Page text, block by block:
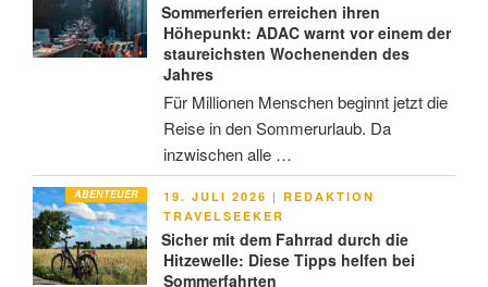
Sommerferien erreichen ihren
Höhepunkt: ADAC warnt vor einem der
staureichsten Wochenenden des
Jahres
Für Millionen Menschen beginnt jetzt die
Reise in den Sommerurlaub. Da
inzwischen alle …
ABENTEUER
VERÖFFENTLICHT
AM
19. JULI 2026 | REDAKTION
TRAVELSEEKER
Sicher mit dem Fahrrad durch die
Hitzewelle: Diese Tipps helfen bei
Sommerfahrten